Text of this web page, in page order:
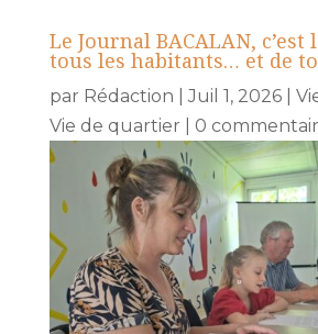
Le Journal BACALAN,
tous les habitants… et de
par Rédaction |Juil 1, 2026|
Vie de quartier
0